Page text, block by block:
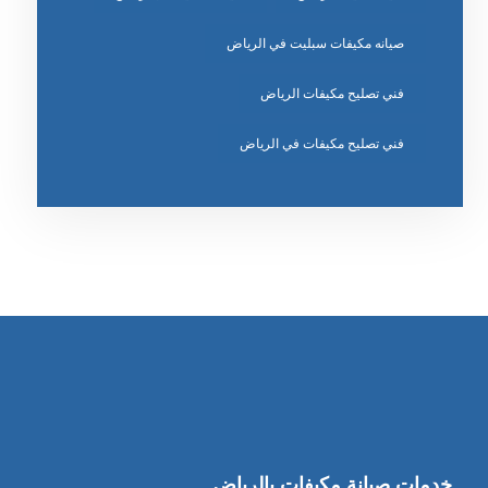
صيانه مكيفات سبليت في الرياض
فني تصليح مكيفات الرياض
فني تصليح مكيفات في الرياض